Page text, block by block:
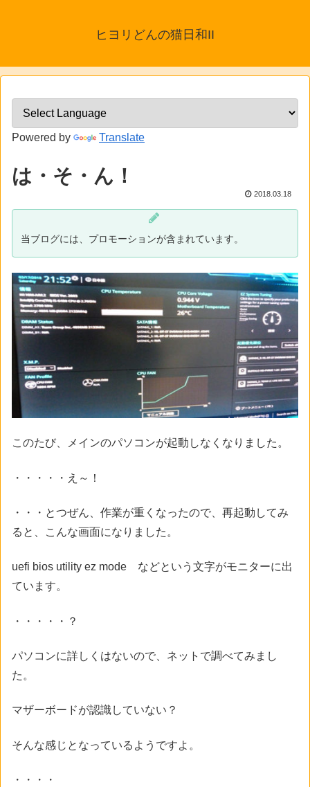
ヒヨリどんの猫日和II
Powered by Translate
は・そ・ん！
2018.03.18
当ブログには、プロモーションが含まれています。
このたび、メインのパソコンが起動しなくなりました。
・・・・・え～！
・・・とつぜん、作業が重くなったので、再起動してみ
ると、こんな画面になりました。
uefi bios utility ez mode などという文字がモニターに出
ています。
・・・・・？
パソコンに詳しくはないので、ネットで調べてみまし
た。
マザーボードが認識していない？
そんな感じとなっているようですよ。
・・・・